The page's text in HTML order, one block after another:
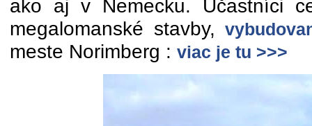
ako aj v Nemecku. Účastníci
megalomanské stavby,
meste Norimberg : viac je tu >>>